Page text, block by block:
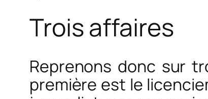
Trois affaires
Reprenons donc sur
première est le